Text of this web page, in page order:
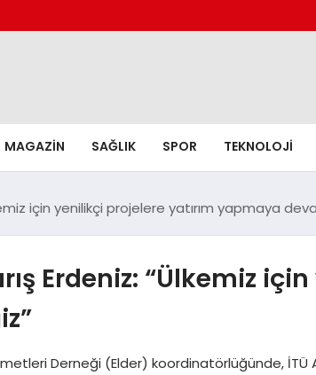
MAGAZIN SAĞLIK SPOR TEKNOLOJI
için yenilikçi projelere yatırım yapmaya
Erdeniz: “Ülkemiz
Derneği (Elder) koordinatörlüğünde,